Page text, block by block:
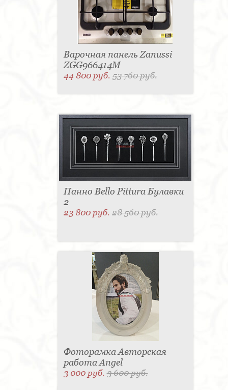
Варочная панель Zanussi
ZGG966414M
44 800 руб.53 760 руб.
Панно Bello Pittura Булавки
2
23 800 руб.28 560 руб.
Фоторамка Авторская
работа Angel
3 000 руб.3 600 руб.